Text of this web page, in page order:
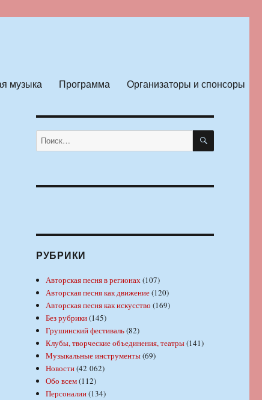
музыка Программа Организаторы и спонсоры
Искать: ПОИСК
РУБРИКИ
Авторская песня в регионах(107)
Авторская песня как движение(120)
Авторская песня как искусство (169)
Без рубрики(145)
Грушинский фестиваль(82)
Клубы, творческие объединения, театры(141)
Музыкальные инструменты(69)
Новости(42 062)
Обо всем(112)
Персоналии(134)